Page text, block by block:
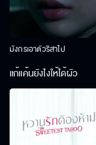
มังกรเอาตัวริสาไป
แก้แค้นยังไงให้ได้ผัว